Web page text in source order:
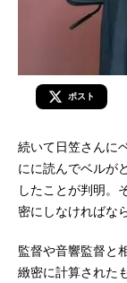
ポスト
続いて日笠さんに
にに読んでベルが
したことが判明。
密にしなければな
監督や音響監督と
緻密に計算された